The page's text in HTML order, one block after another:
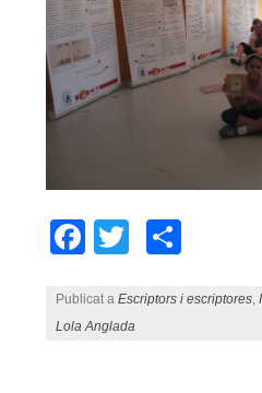
Facebook
Twitter
Publicat aEscriptors i escriptores,
Lola Anglada